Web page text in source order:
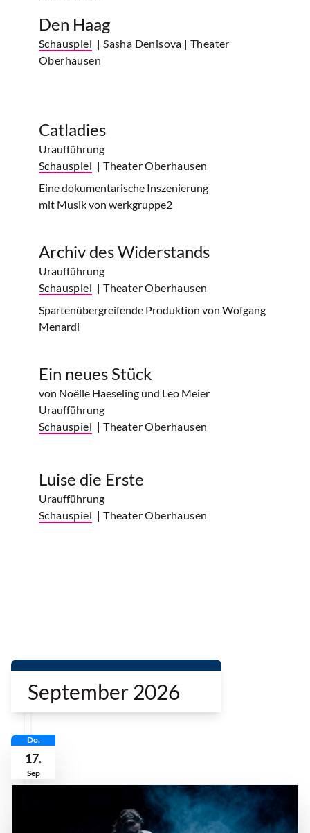
Den Haag
Schauspiel | Sasha Denisova | Theater
Oberhausen
Catladies
Uraufführung
Schauspiel | Theater Oberhausen
Eine dokumentarische Inszenierung
mit Musik von werkgruppe2
Archiv des Widerstands
Uraufführung
Schauspiel | Theater Oberhausen
Spartenübergreifende Produktion von Wofgang
Menardi
Ein neues Stück
von Noëlle Haeseling und Leo Meier
Uraufführung
Schauspiel | Theater Oberhausen
Luise die Erste
Uraufführung
Schauspiel | Theater Oberhausen
September 2026
Do.
17.
Sep